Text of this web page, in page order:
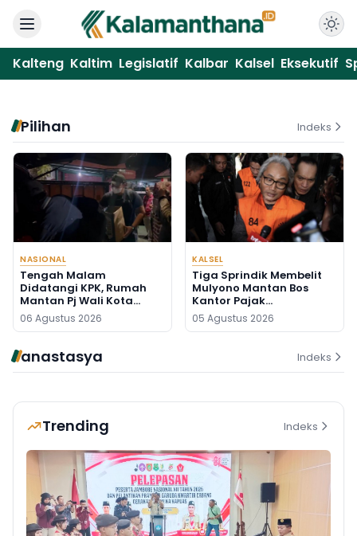
Kalteng Kaltim Legislatif Kalbar Kalsel Eksekutif
Pilihan Indeks
NASIONAL
Tengah Malam
Didatangi KPK, Rumah
Mantan Pj Wali Kota
Digeledah, Empat Koper
Dibawa
06 Agustus 2026
KALSEL
Tiga Sprindik Membelit
Mulyono Mantan Bos
Kantor Pajak
Banjarmasin
05 Agustus 2026
anastasya Indeks
Trending Indeks